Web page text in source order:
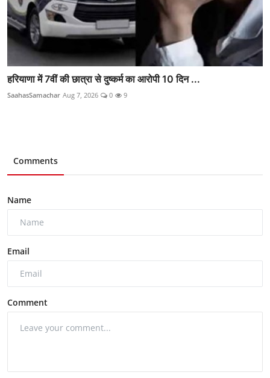
हरियाणा में 7वीं की छात्रा से दुष्कर्म का आरोपी 10 दिन ...
SaahasSamachar Aug 7, 2026 0 9
Comments
Name
Email
Comment